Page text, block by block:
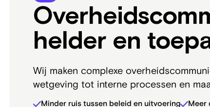
helder en
Wij maken complexe
wetgeving tot interne processen en
Minder ruis tussen beleid en uitvoering Meer